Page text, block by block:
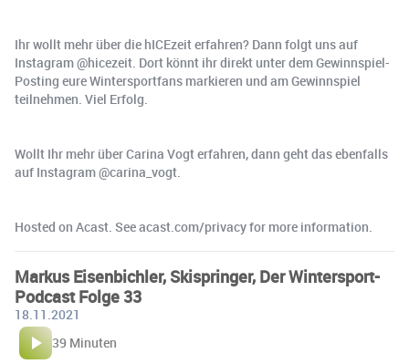
Ihr wollt mehr über die hICEzeit erfahren? Dann folgt uns auf
Instagram @hicezeit. Dort könnt ihr direkt unter dem Gewinnspiel-
Posting eure Wintersportfans markieren und am Gewinnspiel
teilnehmen. Viel Erfolg.
Wollt Ihr mehr über Carina Vogt erfahren, dann geht das ebenfalls
auf Instagram @carina_vogt.
Hosted on Acast. See acast.com/privacy for more information.
Markus Eisenbichler, Skispringer, Der Wintersport-
Podcast Folge 33
18.11.2021
39 Minuten